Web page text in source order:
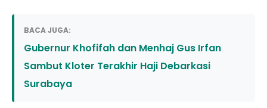
BACA JUGA:
Gubernur Khofifah dan Menhaj Gus Irfan
Sambut Kloter Terakhir Haji Debarkasi
Surabaya